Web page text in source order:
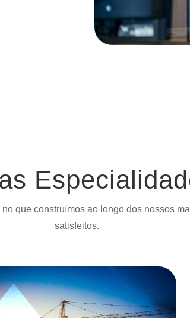
que construímos ao longo dos nossos
satisfeitos.